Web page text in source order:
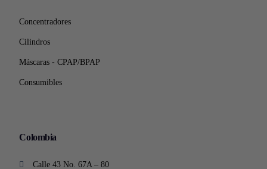
Concentradores
Cilindros
Máscaras - CPAP/BPAP
Consumibles
Colombia
Calle 43 No. 67A – 80